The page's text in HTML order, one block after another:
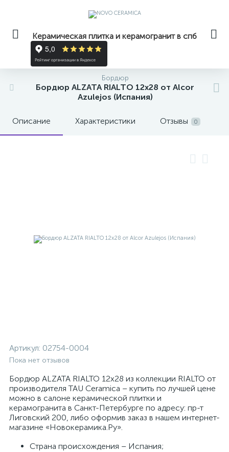
Керамическая плитка и керамогранит в спб
Бордюр
Бордюр ALZATA RIALTO 12x28 от Alcor
Azulejos (Испания)
Описание Характеристики Отзывы 0
Артикул: 02754-0004
Пока нет отзывов
Бордюр ALZATA RIALTO 12x28 из коллекции RIALTO от
производителя TAU Ceramica – купить по лучшей цене
можно в салоне керамической плитки и
керамогранита в Санкт-Петербурге по адресу: пр-т
Лиговский 200, либо оформив заказ в нашем интернет-
магазине «Новокерамика.Ру».
Страна происхождения – Испания;